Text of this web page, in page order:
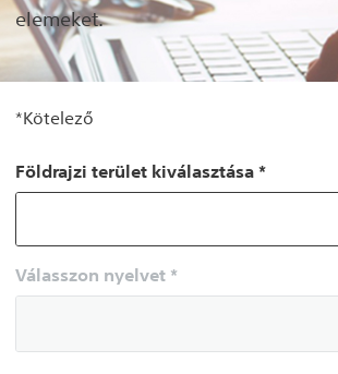
elemeket.
*Kötelező
Földrajzi terület kiválasztása *
Válasszon nyelvet *